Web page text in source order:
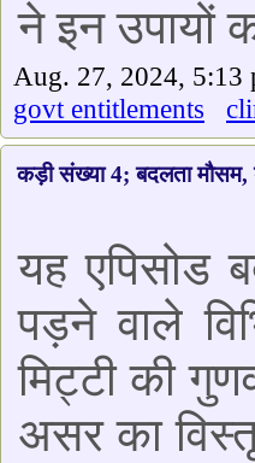
ने इन उपायों
Aug. 27, 2024, 5:13
govt entitlements
कड़ी संख्या 4; बदलता मौसम,
यह एपिसोड
पड़ने वाले
मिट्टी की
असर का